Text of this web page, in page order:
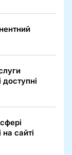
сайті